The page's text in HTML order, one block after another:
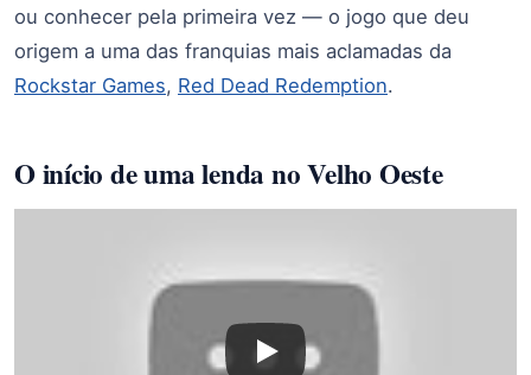
ou conhecer pela primeira vez — o jogo que deu
origem a uma das franquias mais aclamadas da
Rockstar Games, Red Dead Redemption.
O início de uma lenda no Velho Oeste